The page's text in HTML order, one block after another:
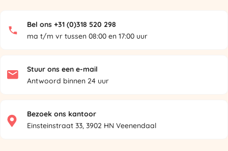
Bel ons +31 (0)318 520 298
ma t/m vr tussen 08:00 en 17:00 uur
Stuur ons een e-mail
Antwoord binnen 24 uur
Bezoek ons kantoor
Einsteinstraat 33, 3902 HN Veenendaal